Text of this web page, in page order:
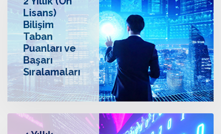
2 Yıllık (Ön
Lisans)
Bilişim
Taban
Puanları ve
Başarı
Sıralamaları